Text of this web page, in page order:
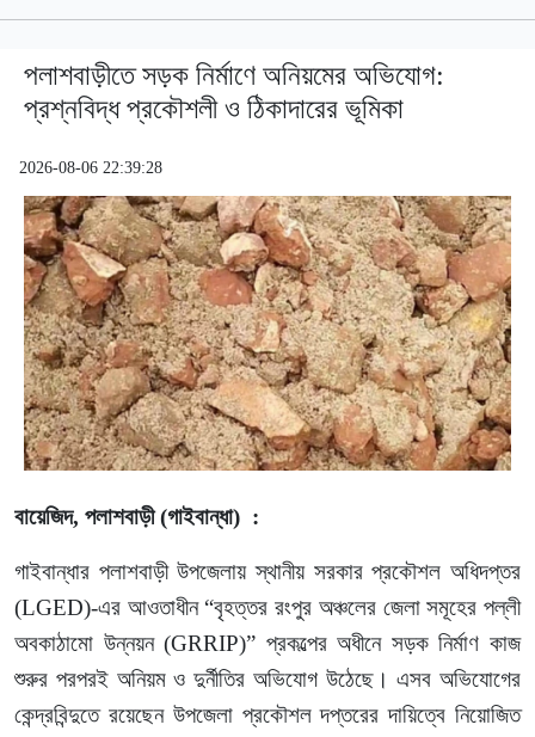
পলাশবাড়ীতে সড়ক নির্মাণে অনিয়মের অভিযোগ:
প্রশ্নবিদ্ধ প্রকৌশলী ও ঠিকাদারের ভূমিকা
2026-08-06 22:39:28
বায়েজিদ, পলাশবাড়ী (গাইবান্ধা) :
গাইবান্ধার পলাশবাড়ী উপজেলায় স্থানীয় সরকার প্রকৌশল অধিদপ্তর
(LGED)-এর আওতাধীন “বৃহত্তর রংপুর অঞ্চলের জেলা সমূহের পল্লী
অবকাঠামো উন্নয়ন (GRRIP)” প্রকল্পের অধীনে সড়ক নির্মাণ কাজ
শুরুর পরপরই অনিয়ম ও দুর্নীতির অভিযোগ উঠেছে। এসব অভিযোগের
কেন্দ্রবিন্দুতে রয়েছেন উপজেলা প্রকৌশল দপ্তরের দায়িত্বে নিয়োজিত